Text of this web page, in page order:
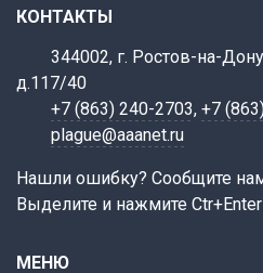
КОНТАКТЫ
344002, г. Ростов-на-
д.117/40
+7 (863) 240-2703, +7
plague@aaanet.ru
Нашли ошибку? Сообщите
Выделите и нажмите Ctr+Enter
МЕНЮ